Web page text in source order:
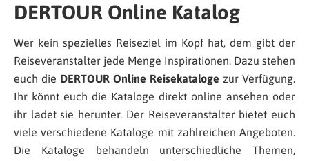
DERTOUR Online Katalog
Wer kein spezielles Reiseziel im Kopf hat, dem gibt der
Reiseveranstalter jede Menge Inspirationen. Dazu stehen
euch die DERTOUR Online Reisekataloge zur Verfügung.
Ihr könnt euch die Kataloge direkt online ansehen oder
ihr ladet sie herunter. Der Reiseveranstalter bietet euch
viele verschiedene Kataloge mit zahlreichen Angeboten.
Die Kataloge behandeln unterschiedliche Themen,